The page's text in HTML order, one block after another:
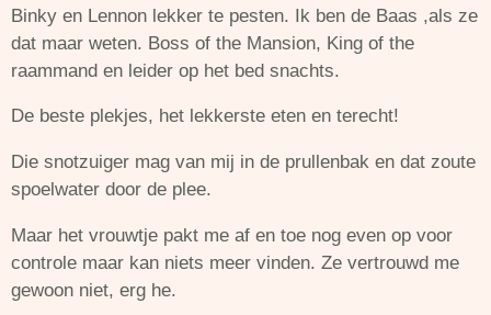
Binky en Lennon lekker te pesten. Ik ben de Baas ,als ze
dat maar weten. Boss of the Mansion, King of the
raammand en leider op het bed snachts.
De beste plekjes, het lekkerste eten en terecht!
Die snotzuiger mag van mij in de prullenbak en dat zoute
spoelwater door de plee.
Maar het vrouwtje pakt me af en toe nog even op voor
controle maar kan niets meer vinden. Ze vertrouwd me
gewoon niet, erg he.